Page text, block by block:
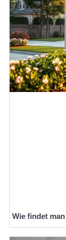
Wie findet